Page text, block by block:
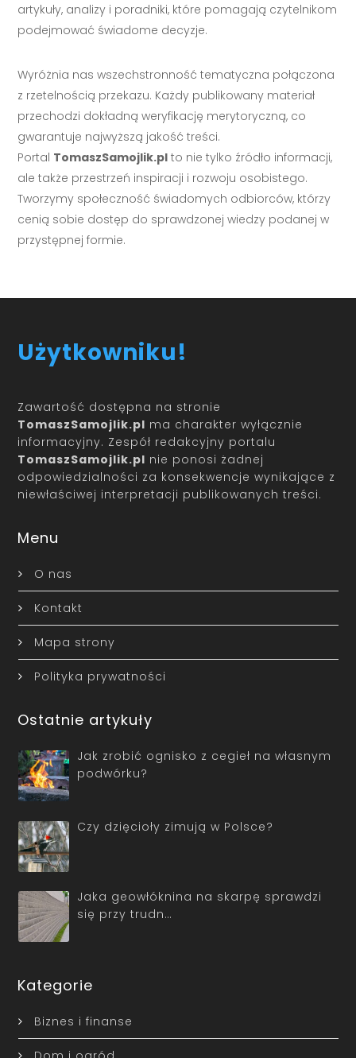
artykuły, analizy i poradniki, które pomagają czytelnikom
podejmować świadome decyzje.
Wyróżnia nas wszechstronność tematyczna połączona
z rzetelnością przekazu. Każdy publikowany materiał
przechodzi dokładną weryfikację merytoryczną, co
gwarantuje najwyższą jakość treści.
Portal TomaszSamojlik.pl to nie tylko źródło informacji,
ale także przestrzeń inspiracji i rozwoju osobistego.
Tworzymy społeczność świadomych odbiorców, którzy
cenią sobie dostęp do sprawdzonej wiedzy podanej w
przystępnej formie.
Użytkowniku!
Zawartość dostępna na stronie
TomaszSamojlik.pl ma charakter wyłącznie
informacyjny. Zespół redakcyjny portalu
TomaszSamojlik.pl nie ponosi żadnej
odpowiedzialności za konsekwencje wynikające z
niewłaściwej interpretacji publikowanych treści.
Menu
O nas
Kontakt
Mapa strony
Polityka prywatności
Ostatnie artykuły
Jak zrobić ognisko z cegieł na własnym
podwórku?
Czy dzięcioły zimują w Polsce?
Jaka geowłóknina na skarpę sprawdzi
się przy trudn…
Kategorie
Biznes i finanse